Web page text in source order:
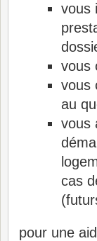
vous
vous
vous
au
vous
cas
pour une